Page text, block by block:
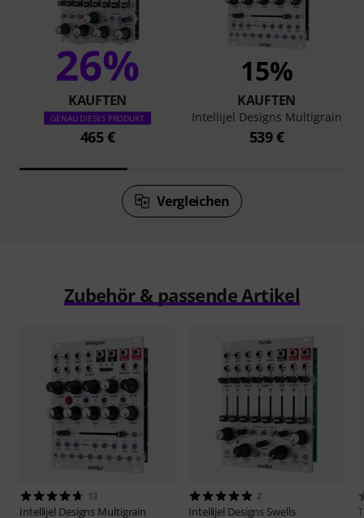
26%
KAUFTEN
GENAU DIESES PRODUKT
465 €
15%
KAUFTEN
Intellijel Designs Multigrain
539 €
Vergleichen
Zubehör & passende Artikel
13
Intellijel Designs Multigrain
2
Intellijel Designs Swells